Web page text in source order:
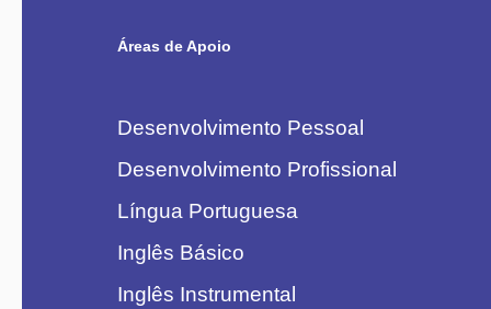
Áreas de Apoio
Desenvolvimento Pessoal
Desenvolvimento Profissional
Língua Portuguesa
Inglês Básico
Inglês Instrumental